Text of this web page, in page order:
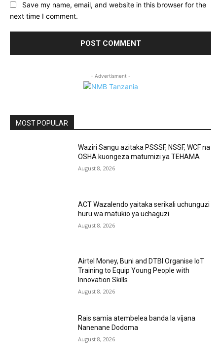
Save my name, email, and website in this browser for the
next time I comment.
- Advertisment -
MOST POPULAR
Waziri Sangu azitaka PSSSF, NSSF, WCF na
OSHA kuongeza matumizi ya TEHAMA
August 8, 2026
ACT Wazalendo yaitaka serikali uchunguzi
huru wa matukio ya uchaguzi
August 8, 2026
Airtel Money, Buni and DTBI Organise IoT
Training to Equip Young People with
Innovation Skills
August 8, 2026
Rais samia atembelea banda la vijana
Nanenane Dodoma
August 8, 2026